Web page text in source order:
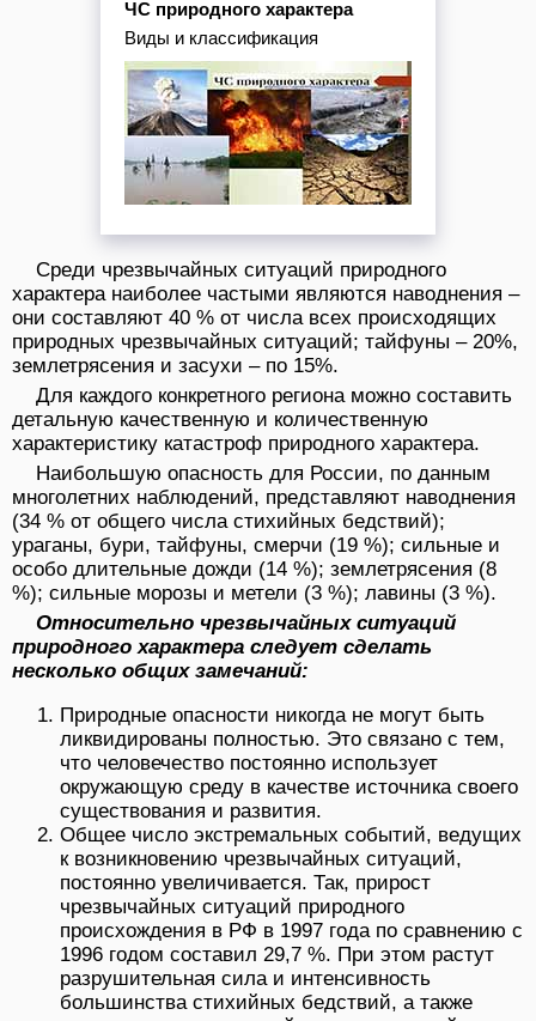
ЧС природного характера
Виды и классификация
Среди чрезвычайных ситуаций природного
характера наиболее частыми являются наводнения –
они составляют 40 % от числа всех происходящих
природных чрезвычайных ситуаций; тайфуны – 20%,
землетрясения и засухи – по 15%.
Для каждого конкретного региона можно составить
детальную качественную и количественную
характеристику катастроф природного характера.
Наибольшую опасность для России, по данным
многолетних наблюдений, представляют наводнения
(34 % от общего числа стихийных бедствий);
ураганы, бури, тайфуны, смерчи (19 %); сильные и
особо длительные дожди (14 %); землетрясения (8
%); сильные морозы и метели (3 %); лавины (3 %).
Относительно чрезвычайных ситуаций
природного характера следует сделать
несколько общих замечаний:
Природные опасности никогда не могут быть
ликвидированы полностью. Это связано с тем,
что человечество постоянно использует
окружающую среду в качестве источника своего
существования и развития.
Общее число экстремальных событий, ведущих
к возникновению чрезвычайных ситуаций,
постоянно увеличивается. Так, прирост
чрезвычайных ситуаций природного
происхождения в РФ в 1997 года по сравнению с
1996 годом составил 29,7 %. При этом растут
разрушительная сила и интенсивность
большинства стихийных бедствий, а также